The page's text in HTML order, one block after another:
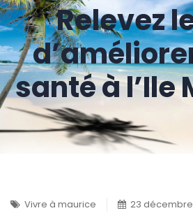
Relevez
santé à l’Ile
Vivre à maurice 23